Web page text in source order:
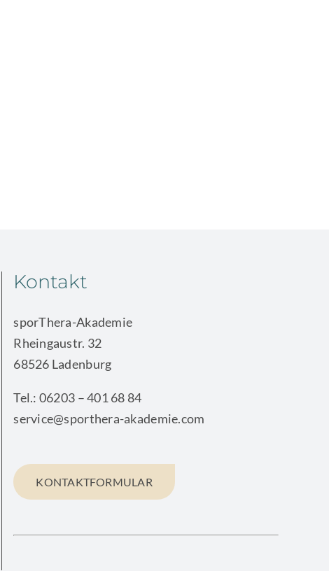
Kontakt
sporThera-Akademie
Rheingaustr. 32
68526 Ladenburg
Tel.: 06203 – 401 68 84
service@sporthera-akademie.com
KONTAKTFORMULAR